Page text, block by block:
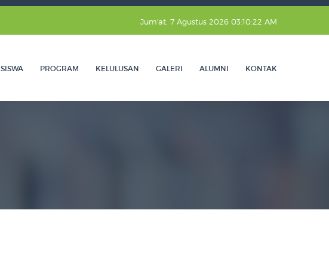
Jum'at, 7 Agustus 2026 03:10:23 AM
SISWA PROGRAM KELULUSAN GALERI ALUMNI KONTAK